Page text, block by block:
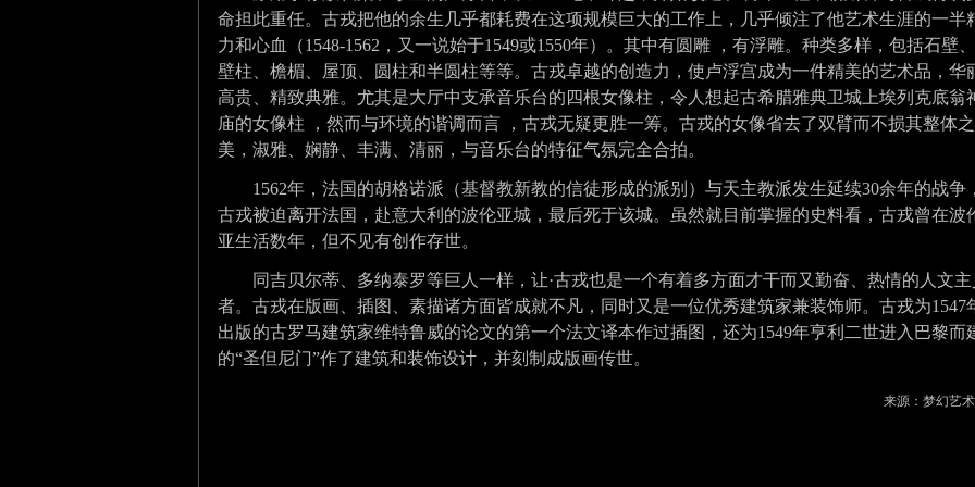
命担此重任。古戎把他的余生几乎都耗费在这项规模巨大的工作上，几乎倾注了他艺术生涯的一半
力和心血（1548-1562，又一说始于1549或1550年）。其中有圆雕 ，有浮雕。种类多样，包括石壁、
壁柱、檐楣、屋顶、圆柱和半圆柱等等。古戎卓越的创造力，使卢浮宫成为一件精美的艺术品，华
高贵、精致典雅。尤其是大厅中支承音乐台的四根女像柱，令人想起古希腊雅典卫城上埃列克底翁
庙的女像柱 ，然而与环境的谐调而言 ，古戎无疑更胜一筹。古戎的女像省去了双臂而不损其整体之
美，淑雅、娴静、丰满、清丽，与音乐台的特征气氛完全合拍。
1562年，法国的胡格诺派（基督教新教的信徒形成的派别）与天主教派发生延续30余年的战争，
古戎被迫离开法国，赴意大利的波伦亚城，最后死于该城。虽然就目前掌握的史料看，古戎曾在波
亚生活数年，但不见有创作存世。
同吉贝尔蒂 多纳泰罗等巨人一样，让·古戎也是一个有着多方面才干而又勤奋、热情的人文主
者。古戎在版画 、插图、 素描诸方面皆成就不凡，同时又是一位优秀建筑家兼装饰师。古戎为1547
出版的古罗马建筑家维特鲁威的论文的第一个法文译本作过插图，还为1549年亨利二世进入巴黎而
的“圣但尼门”作了建筑和装饰设计，并刻制成版画传世。
来源：梦幻艺